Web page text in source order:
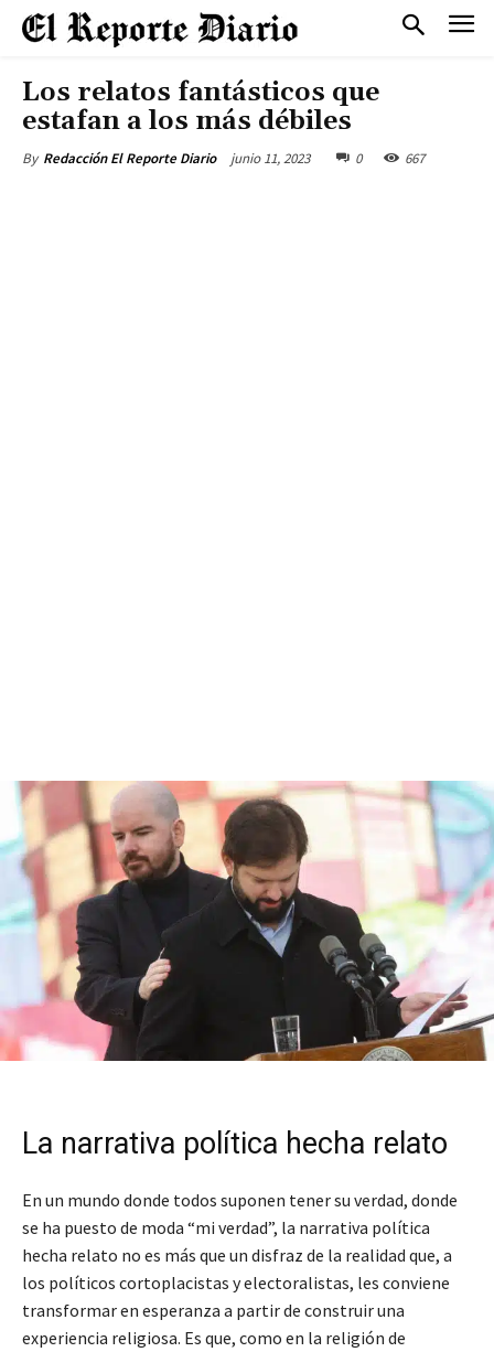
Los relatos fantásticos que
estafan a los más débiles
By Redacción El Reporte Diario junio 11, 2023 0 667
La narrativa política hecha relato
En un mundo donde todos suponen tener su verdad, donde
se ha puesto de moda “mi verdad”, la narrativa política
hecha relato no es más que un disfraz de la realidad que, a
los políticos cortoplacistas y electoralistas, les conviene
transformar en esperanza a partir de construir una
experiencia religiosa. Es que, como en la religión de